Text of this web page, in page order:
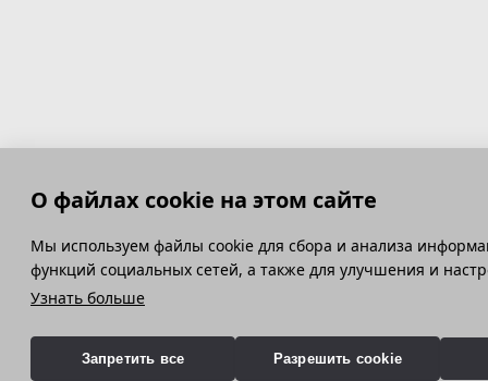
О файлах cookie на этом сайте
Мы используем файлы cookie для сбора и анализа
функций социальных сетей, а также для улучшения и
Узнать больше
Запретить все Разрешить cookie